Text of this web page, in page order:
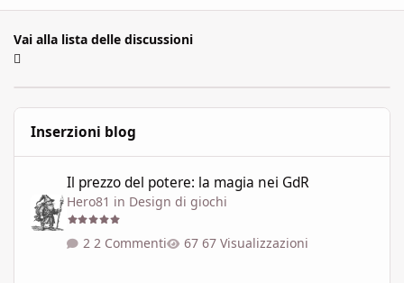
Vai alla lista delle discussioni
Inserzioni blog
Il prezzo del potere: la magia nei GdR
Hero81 in Design di giochi
2 Commenti 67 Visualizzazioni